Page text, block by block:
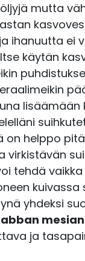
mutta
ihanuutta ei
käytän
lisäämään
on helppo
virkistävän
tehdä
kuivassa
yhdeksi
ja